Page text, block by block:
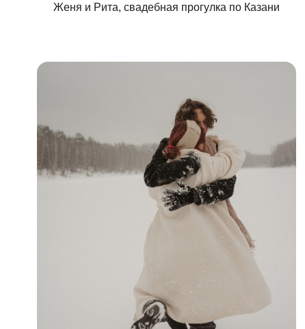
Женя и Рита, свадебная прогулка по Казани